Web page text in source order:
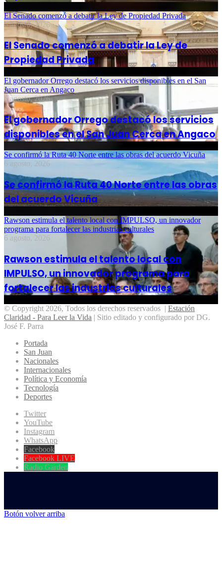
El Senado comenzó a debatir la Ley de Propiedad Privada
6 agosto, 2026
El Senado comenzó a debatir la Ley de
Propiedad Privada
El gobernador Orrego destacó los servicios disponibles en el San
Juan Cerca en Angaco
6 agosto, 2026
El gobernador Orrego destacó los servicios
disponibles en el San Juan Cerca en Angaco
Se confirmó la Ruta 40 Norte entre las obras del acuerdo Vicuña
6 agosto, 2026
Se confirmó la Ruta 40 Norte entre las obras
del acuerdo Vicuña
Rawson estimula el talento local con IMPULSO, un innovador
programa para fortalecer las industrias culturales
6 agosto, 2026
Rawson estimula el talento local con
IMPULSO, un innovador programa para
fortalecer las industrias culturales
© Copyright 2026, Todos los derechos reservados | Estación
Claridad - Para Leer la Vida | Sitio editado y configurado por DG.
José F. Parra
Portada
San Juan
Nacionales
Internacionales
Política y Economía
Tecnología
Deportes
Twitter
YouTube
Instagram
WhatsApp
Facebook
Facebook LIVE
Radio Garden
Botón volver arriba